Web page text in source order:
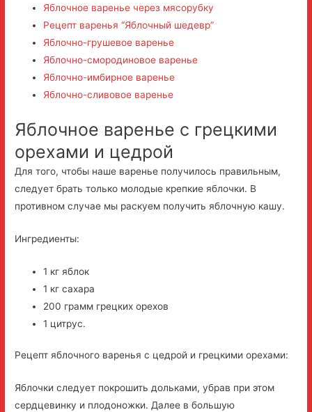
Яблочное варенье через мясорубку
Рецепт варенья “Яблочный шедевр”
Яблочно-грушевое варенье
Яблочно-смородиновое варенье
Яблочно-имбирное варенье
Яблочно-сливовое варенье
Яблочное варенье с грецкими
орехами и цедрой
Для того, чтобы наше варенье получилось правильным,
следует брать только молодые крепкие яблочки. В
противном случае мы раскуем получить яблочную кашу.
Ингредиенты:
1 кг яблок
1 кг сахара
200 грамм грецких орехов
1 цитрус.
Рецепт яблочного варенья с цедрой и грецкими орехами:
Яблочки следует покрошить дольками, убрав при этом
сердцевинку и плодоножки. Далее в большую